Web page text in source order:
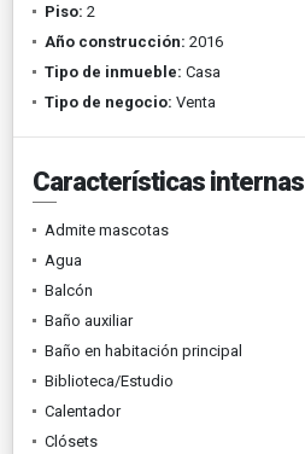
Piso: 2
Año construcción: 2016
Tipo de inmueble: Casa
Tipo de negocio: Venta
Características internas
Admite mascotas
Agua
Balcón
Baño auxiliar
Baño en habitación principal
Biblioteca/Estudio
Calentador
Clósets